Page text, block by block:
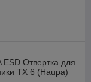
ESD Отвертка для
TX 6 (Haupa)